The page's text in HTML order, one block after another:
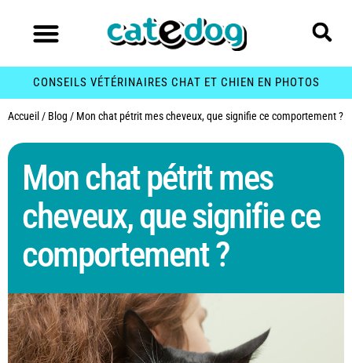
CONSEILS VÉTÉRINAIRES CHAT ET CHIEN EN PHOTOS
Accueil / Blog / Mon chat pétrit mes cheveux, que signifie ce comportement ?
Mon chat pétrit mes
cheveux, que signifie ce
comportement ?